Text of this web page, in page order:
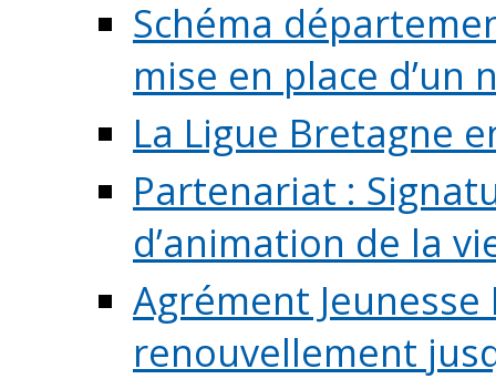
Schéma
mise en place d’un
La Ligue Bretagne
Partenariat :
d’animation de la
Agrément
renouvellement